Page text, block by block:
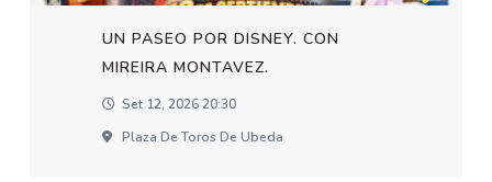
UN PASEO POR DISNEY. CON
MIREIRA MONTAVEZ.
Set 12, 2026 20:30
Plaza De Toros De Ubeda